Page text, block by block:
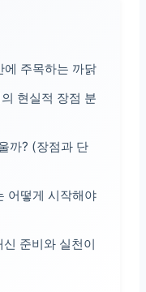
주목하는 까닭
현실적 장점 분
까? (장점과 단
어떻게 시작해야
준비와 실천이